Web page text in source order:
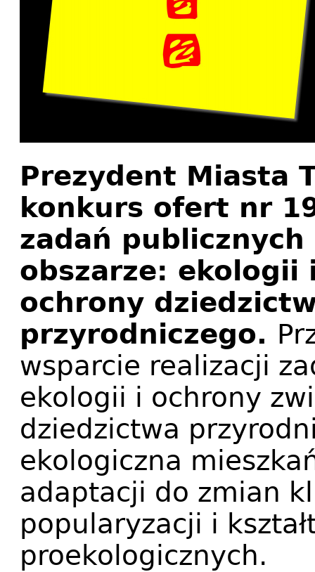
Prezydent Miasta
konkurs ofert nr
zadań
obszarze: ekologii
ochrony
przyrodniczego.
wsparcie realizacji
ekologii i ochrony
dziedzictwa
ekologiczna
adaptacji do zmian
popularyzacji i
proekologicznych.